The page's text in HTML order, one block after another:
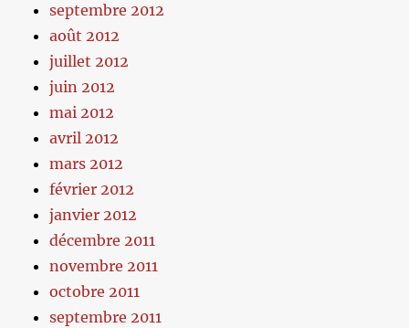
septembre 2012
août 2012
juillet 2012
juin 2012
mai 2012
avril 2012
mars 2012
février 2012
janvier 2012
décembre 2011
novembre 2011
octobre 2011
septembre 2011